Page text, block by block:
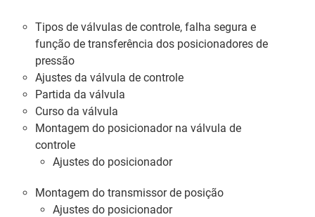
Tipos de válvulas de controle, falha segura e
função de transferência dos posicionadores de
pressão
Ajustes da válvula de controle
Partida da válvula
Curso da válvula
Montagem do posicionador na válvula de
controle
Ajustes do posicionador
Montagem do transmissor de posição
Ajustes do posicionador